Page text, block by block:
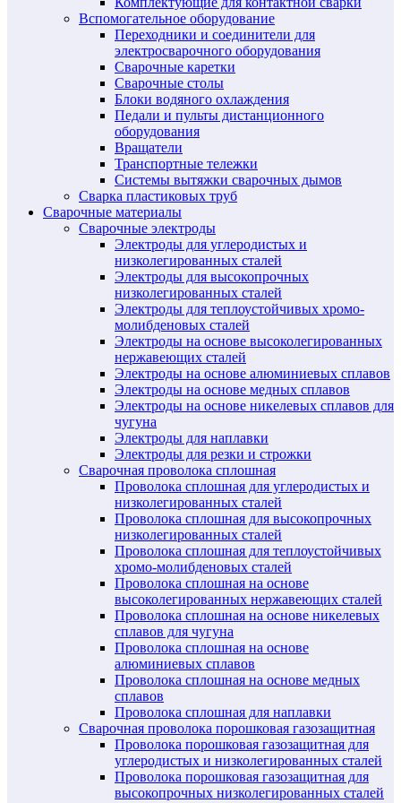
Вспомогательное оборудование
Переходники и соединители для
электросварочного оборудования
Сварочные каретки
Сварочные столы
Блоки водяного охлаждения
Педали и пульты дистанционного
оборудования
Вращатели
Транспортные тележки
Системы вытяжки сварочных дымов
Сварка пластиковых труб
Сварочные материалы
Сварочные электроды
Электроды для углеродистых и
низколегированных сталей
Электроды для высокопрочных
низколегированных сталей
Электроды для теплоустойчивых хромо-
молибденовых сталей
Электроды на основе высоколегированных
нержавеющих сталей
Электроды на основе алюминиевых сплавов
Электроды на основе медных сплавов
Электроды на основе никелевых сплавов для
чугуна
Электроды для наплавки
Электроды для резки и строжки
Сварочная проволока сплошная
Проволока сплошная для углеродистых и
низколегированных сталей
Проволока сплошная для высокопрочных
низколегированных сталей
Проволока сплошная для теплоустойчивых
хромо-молибденовых сталей
Проволока сплошная на основе
высоколегированных нержавеющих сталей
Проволока сплошная на основе никелевых
сплавов для чугуна
Проволока сплошная на основе
алюминиевых сплавов
Проволока сплошная на основе медных
сплавов
Проволока сплошная для наплавки
Сварочная проволока порошковая газозащитная
Проволока порошковая газозащитная для
углеродистых и низколегированных сталей
Проволока порошковая газозащитная для
высокопрочных низколегированных сталей